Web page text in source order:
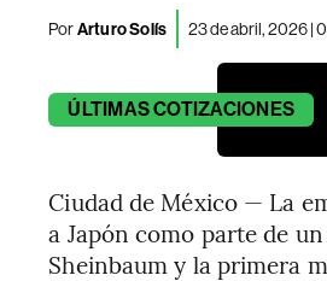
PorArturo Solís 23 de abril, 2026 |
ÚLTIMASCOTIZACIONES
Ciudad de México — La
a Japón como parte de
Sheinbaum y la primera